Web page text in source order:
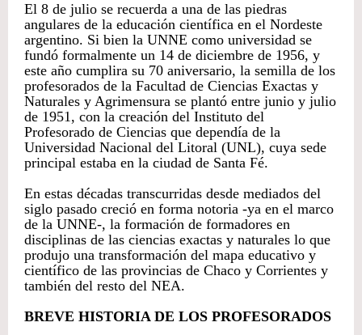
El 8 de julio se recuerda a una de las piedras
angulares de la educación científica en el Nordeste
argentino. Si bien la UNNE como universidad se
fundó formalmente un 14 de diciembre de 1956, y
este año cumplira su 70 aniversario, la semilla de los
profesorados de la Facultad de Ciencias Exactas y
Naturales y Agrimensura se plantó entre junio y julio
de 1951, con la creación del Instituto del
Profesorado de Ciencias que dependía de la
Universidad Nacional del Litoral (UNL), cuya sede
principal estaba en la ciudad de Santa Fé.
En estas décadas transcurridas desde mediados del
siglo pasado creció en forma notoria -ya en el marco
de la UNNE-, la formación de formadores en
disciplinas de las ciencias exactas y naturales lo que
produjo una transformación del mapa educativo y
científico de las provincias de Chaco y Corrientes y
también del resto del NEA.
BREVE HISTORIA DE LOS PROFESORADOS